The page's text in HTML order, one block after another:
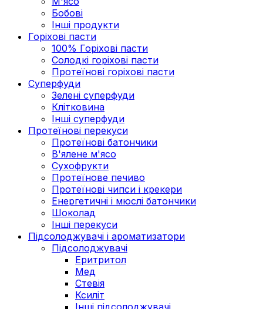
Бобові
Інші продукти
Горіхові пасти
100% Горіхові пасти
Солодкі горіхові пасти
Протеїнові горіхові пасти
Суперфуди
Зелені суперфуди
Клітковина
Інші суперфуди
Протеїнові перекуси
Протеїнові батончики
В'ялене м'ясо
Сухофрукти
Протеїнове печиво
Протеїнові чипси і крекери
Енергетичні і мюслі батончики
Шоколад
Інші перекуси
Підсолоджувачі і ароматизатори
Підсолоджувачі
Еритритол
Мед
Стевія
Ксиліт
Інші підсолоджувачі